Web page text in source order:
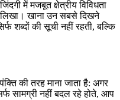
में मजबूत क्षेत्रीय विविधता
लिखा। खाना उन सबसे दिखने
शब्दों की सूची नहीं रहती, बल्कि
की तरह माना जाता है: अगर
सामग्री नहीं बदल रहे होते, आप